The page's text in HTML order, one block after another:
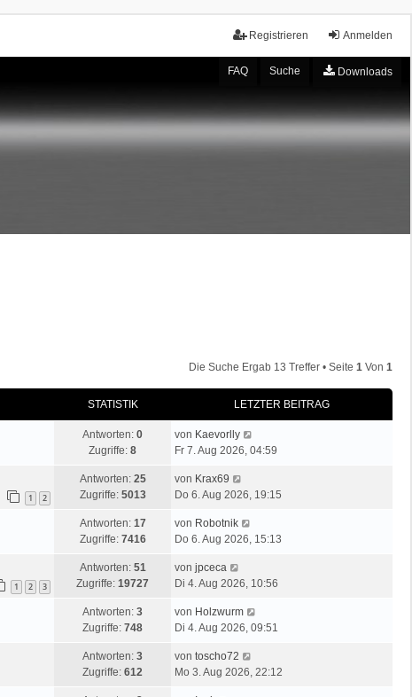
Anmelden
Registrieren
FAQ Suche Downloads
Die Suche Ergab 13 Treffer • Seite 1 Von 1
STATISTIK LETZTER BEITRAG
Antworten: 0
Zugriffe: 8
von Kaevorlly
Fr 7. Aug 2026, 04:59
1 2
Antworten: 25
Zugriffe: 5013
von Krax69
Do 6. Aug 2026, 19:15
Antworten: 17
Zugriffe: 7416
von Robotnik
Do 6. Aug 2026, 15:13
1 2 3
Antworten: 51
Zugriffe: 19727
von jpceca
Di 4. Aug 2026, 10:56
Antworten: 3
Zugriffe: 748
von Holzwurm
Di 4. Aug 2026, 09:51
Antworten: 3
Zugriffe: 612
von toscho72
Mo 3. Aug 2026, 22:12